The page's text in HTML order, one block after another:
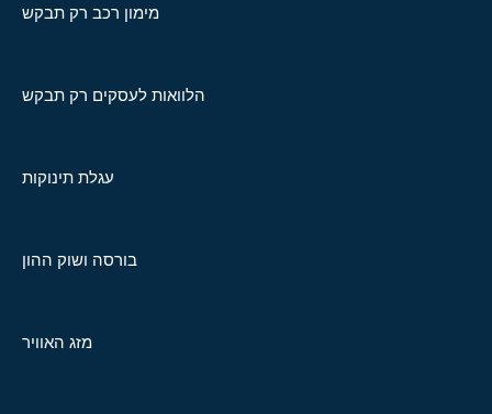
מימון רכב רק תבקש
הלוואות לעסקים רק תבקש
עגלת תינוקות
בורסה ושוק ההון
מזג האוויר